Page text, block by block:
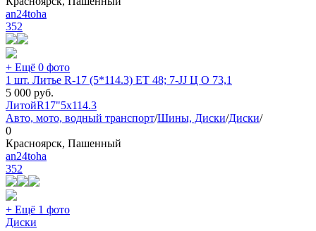
an24toha
352
+ Ещё 0 фото
1 шт. Литье R-17 (5*114.3) ET 48; 7-JJ Ц О 73,1
5 000 руб.
ЛитойR17"5x114.3
Авто, мото, водный транспорт/Шины, Диски/Диски/
0
Красноярск, Пашенный
an24toha
352
+ Ещё 1 фото
Диски